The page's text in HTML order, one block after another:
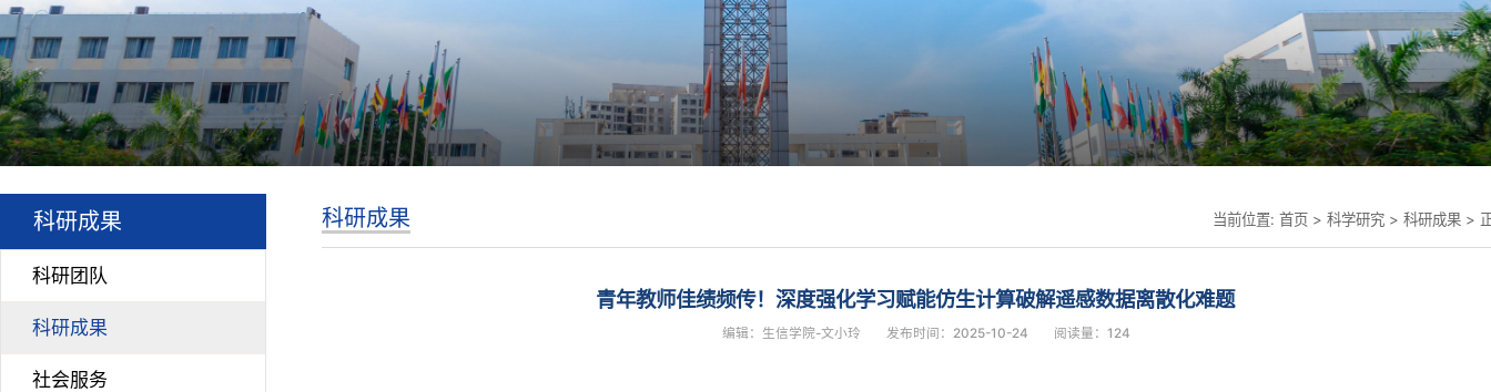
科研成果
科研团队
科研成果
社会服务
当前位置: 首页 > 科学研究 > 科研成果 >
科研成果
青年教师佳绩频传！深度强化学习赋能仿生计算破解遥感数据离散化难题
编辑：生信学院-文小玲 发布时间：2025-10-24 阅读量： 124